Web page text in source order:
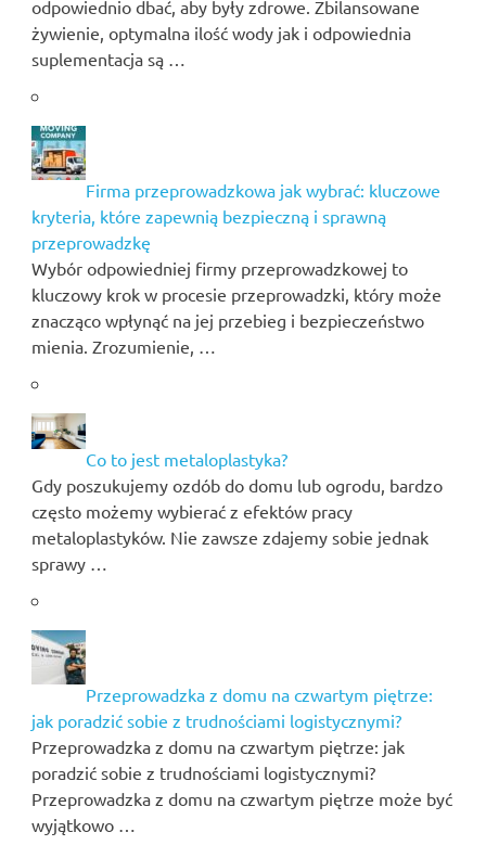
odpowiednio dbać, aby były zdrowe. Zbilansowane
żywienie, optymalna ilość wody jak i odpowiednia
suplementacja są …
Firma przeprowadzkowa jak wybrać: kluczowe
kryteria, które zapewnią bezpieczną i sprawną
przeprowadzkę
Wybór odpowiedniej firmy przeprowadzkowej to
kluczowy krok w procesie przeprowadzki, który może
znacząco wpłynąć na jej przebieg i bezpieczeństwo
mienia. Zrozumienie, …
Co to jest metaloplastyka?
Gdy poszukujemy ozdób do domu lub ogrodu, bardzo
często możemy wybierać z efektów pracy
metaloplastyków. Nie zawsze zdajemy sobie jednak
sprawy …
Przeprowadzka z domu na czwartym piętrze:
jak poradzić sobie z trudnościami logistycznymi?
Przeprowadzka z domu na czwartym piętrze: jak
poradzić sobie z trudnościami logistycznymi?
Przeprowadzka z domu na czwartym piętrze może być
wyjątkowo …